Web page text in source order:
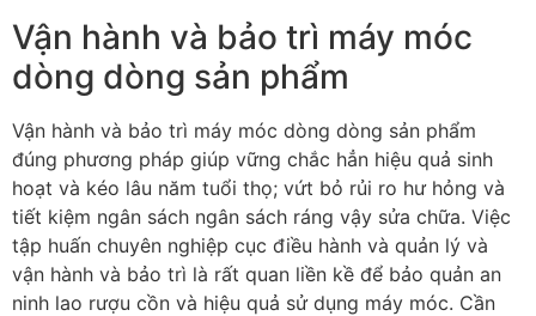
Vận hành và bảo trì máy móc
dòng dòng sản phẩm
Vận hành và bảo trì máy móc dòng dòng sản phẩm
đúng phương pháp giúp vững chắc hẳn hiệu quả sinh
hoạt và kéo lâu năm tuổi thọ; vứt bỏ rủi ro hư hỏng và
tiết kiệm ngân sách ngân sách ráng vậy sửa chữa. Việc
tập huấn chuyên nghiệp cục điều hành và quản lý và
vận hành và bảo trì là rất quan liền kề để bảo quản an
ninh lao rượu cồn và hiệu quả sử dụng máy móc. Cần